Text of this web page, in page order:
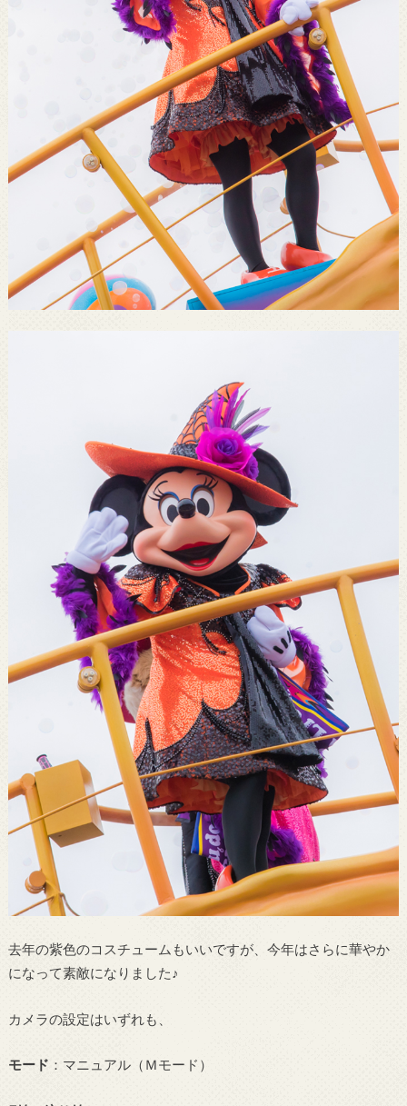
去年の紫色のコスチュームもいいですが、今年はさらに華やか
になって素敵になりました♪
カメラの設定はいずれも、
モード ：マニュアル（Ｍモード）